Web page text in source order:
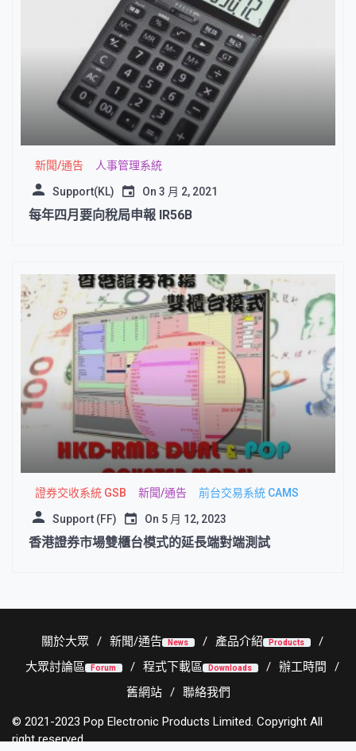
新聞/通告 人事管理系統
Support(KL) On 3 月 2, 2021
每年四月要向稅局申報 IR56B
證券交收系統 GSB 新聞/通告 前台交易系統 CAMS
Support (FF) On 5 月 12, 2023
香港證券市場雙櫃台模式的延長端對端測試
關於大眾 新聞/通告 News 產品介紹 Products
大眾討論區 Forum 程式下載區 Downloads
辦工時間
舊網站
聯絡我們
© 2021-2023 Pop Electronic Products Limited. Copyright All
right reserved